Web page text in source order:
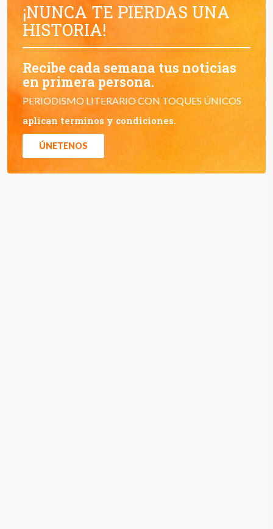
¡NUNCA TE PIERDAS UNA
HISTORIA!
Recibe cada semana tus noticias
en primera persona.
PERIODISMO LITERARIO CON TOQUES ÚNICOS
aplican terminos y condiciones.
ÚNETENOS